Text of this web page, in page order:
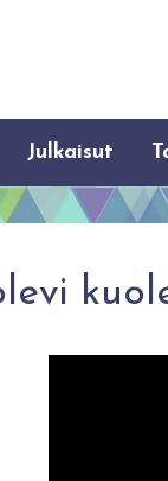
Julkaisut